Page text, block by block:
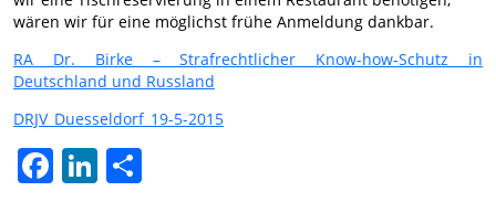
wären wir für eine möglichst frühe Anmeldung dankbar.
RA Dr. Birke – Strafrechtlicher Know-how-Schutz in
Deutschland und Russland
DRJV_Duesseldorf_19-5-2015
FacebookLinkedIn